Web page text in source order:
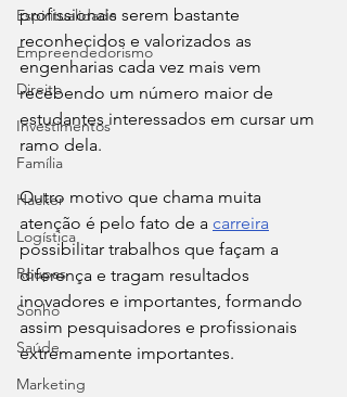
Espiritualidade
Empreendedorismo
Direito
Investimentos
Família
Hacker
Logística
Roupas
Sonho
Saúde
Marketing
profissionais serem bastante
reconhecidos e valorizados as
engenharias cada vez mais vem
recebendo um número maior de
estudantes interessados em cursar um
ramo dela.
Outro motivo que chama muita
atenção é pelo fato de a carreira
possibilitar trabalhos que façam a
diferença e tragam resultados
inovadores e importantes, formando
assim pesquisadores e profissionais
extremamente importantes.